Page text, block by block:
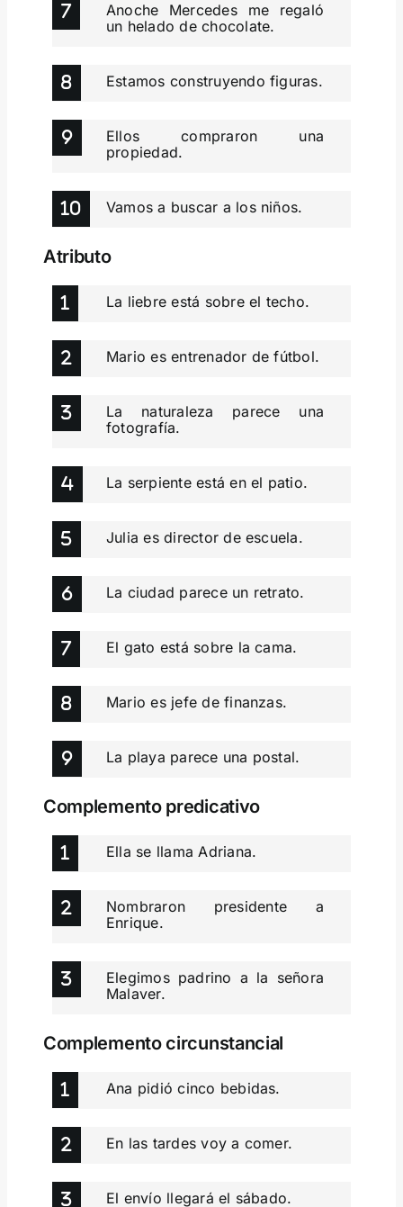
Anoche Mercedes me regaló
un helado de chocolate.
Estamos construyendo figuras.
Ellos compraron una
propiedad.
Vamos a buscar a los niños.
Atributo
La liebre está sobre el techo.
Mario es entrenador de fútbol.
La naturaleza parece una
fotografía.
La serpiente está en el patio.
Julia es director de escuela.
La ciudad parece un retrato.
El gato está sobre la cama.
Mario es jefe de finanzas.
La playa parece una postal.
Complemento predicativo
Ella se llama Adriana.
Nombraron presidente a
Enrique.
Elegimos padrino a la señora
Malaver.
Complemento circunstancial
Ana pidió cinco bebidas.
En las tardes voy a comer.
El envío llegará el sábado.